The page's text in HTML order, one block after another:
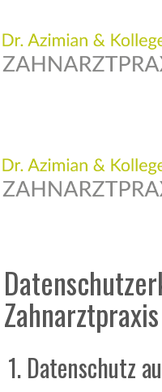
1. Datenschutz